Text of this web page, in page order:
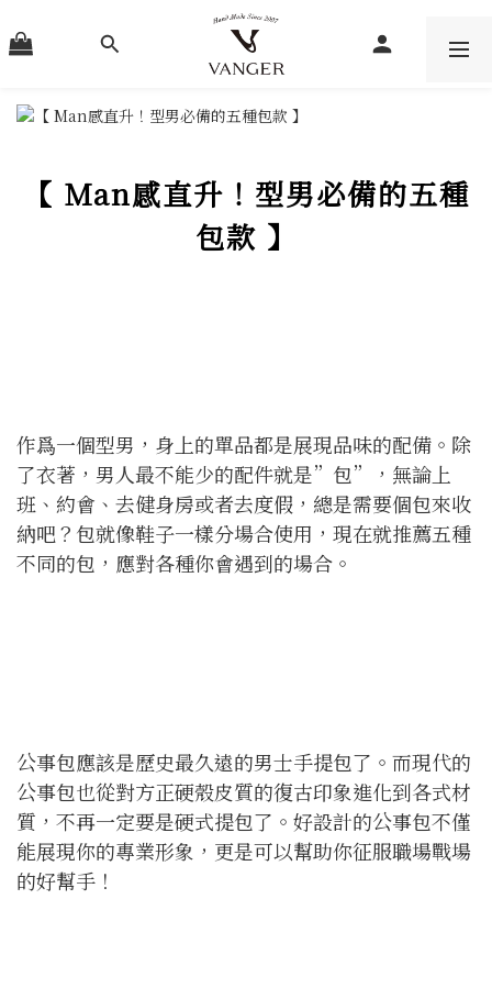
【 Man感直升！型男必備的五種
包款 】
作爲一個型男，身上的單品都是展現品味的配備。除
了衣著，男人最不能少的配件就是”包”，無論上
班、約會、去健身房或者去度假，總是需要個包來收
納吧？包就像鞋子一樣分場合使用，現在就推薦五種
不同的包，應對各種你會遇到的場合。
公事包應該是歷史最久遠的男士手提包了。而現代的
公事包也從對方正硬殼皮質的復古印象進化到各式材
質，不再一定要是硬式提包了。好設計的公事包不僅
能展現你的專業形象，更是可以幫助你征服職場戰場
的好幫手！